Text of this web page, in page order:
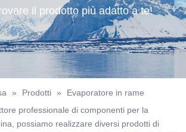
il prodotto più adatto a te!
» Prodotti »
Evaporatore in rame
professionale di componenti per la
possiamo realizzare diversi prodotti di